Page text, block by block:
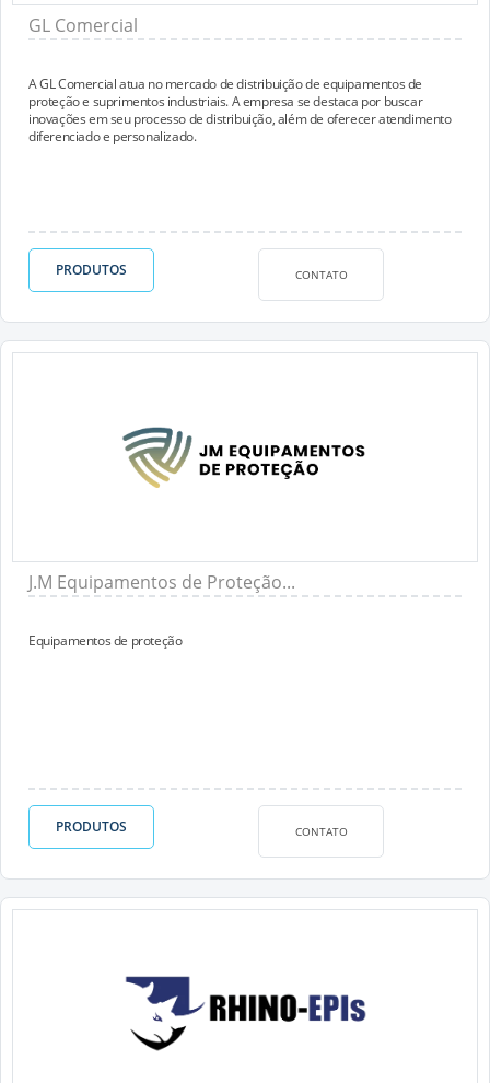
GL Comercial
A GL Comercial atua no mercado de distribuição de equipamentos de
proteção e suprimentos industriais. A empresa se destaca por buscar
inovações em seu processo de distribuição, além de oferecer atendimento
diferenciado e personalizado.
PRODUTOS CONTATO
J.M Equipamentos de Proteção...
Equipamentos de proteção
PRODUTOS CONTATO